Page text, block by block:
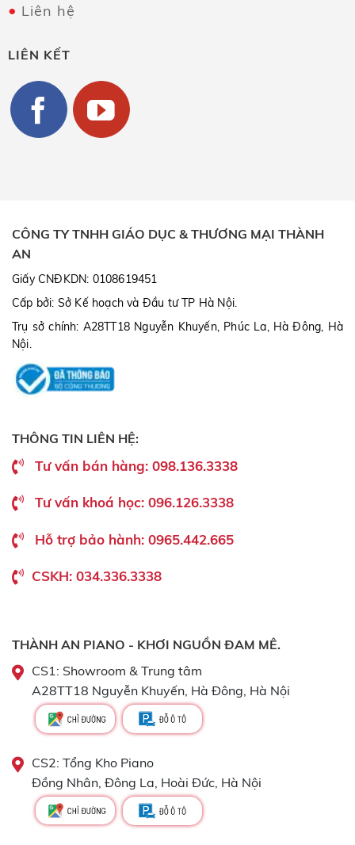
Liên hệ
LIÊN KẾT
CÔNG TY TNHH GIÁO DỤC & THƯƠNG MẠI THÀNH
AN
Giấy CNĐKDN: 0108619451
Cấp bởi: Sở Kế hoạch và Đầu tư TP Hà Nội.
Trụ sở chính: A28TT18 Nguyễn Khuyến, Phúc La, Hà Đông, Hà
Nội.
THÔNG TIN LIÊN HỆ:
Tư vấn bán hàng: 098.136.3338
Tư vấn khoá học: 096.126.3338
Hỗ trợ bảo hành: 0965.442.665
CSKH: 034.336.3338
THÀNH AN PIANO - KHƠI NGUỒN ĐAM MÊ.
CS1: Showroom & Trung tâm
A28TT18 Nguyễn Khuyến, Hà Đông, Hà Nội
CS2: Tổng Kho Piano
Đồng Nhân, Đông La, Hoài Đức, Hà Nội